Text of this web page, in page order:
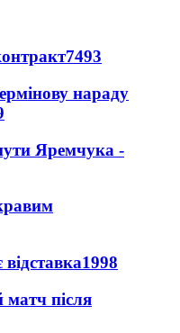
7493
нараду
Яремчука -
1998
після